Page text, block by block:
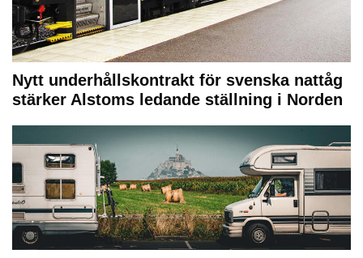
Nytt underhållskontrakt för svenska nattåg
stärker Alstoms ledande ställning i Norden